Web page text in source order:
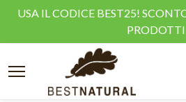
USA IL CODICE BEST25!
PRODOTTI